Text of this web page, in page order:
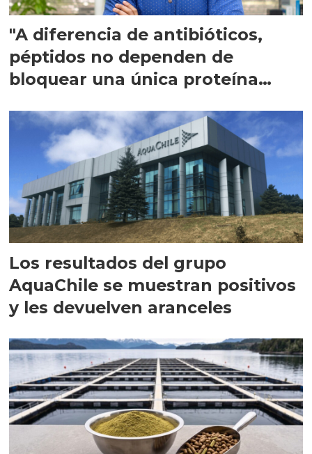
"A diferencia de antibióticos,
péptidos no dependen de
bloquear una única proteína
Los resultados del grupo
AquaChile se muestran positivos
y les devuelven aranceles